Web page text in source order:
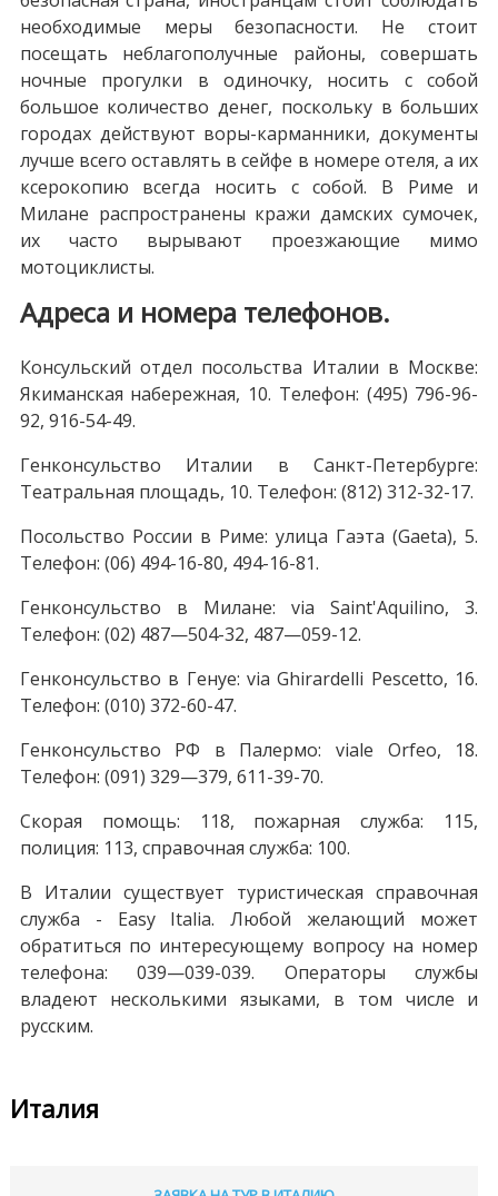
необходимые меры безопасности. Не стоит
посещать неблагополучные районы, совершать
ночные прогулки в одиночку, носить с собой
большое количество денег, поскольку в больших
городах действуют воры-карманники, документы
лучше всего оставлять в сейфе в номере отеля, а их
ксерокопию всегда носить с собой. В Риме и
Милане распространены кражи дамских сумочек,
их часто вырывают проезжающие мимо
мотоциклисты.
Адреса и номера телефонов.
Консульский отдел посольства Италии в Москве:
Якиманская набережная, 10. Телефон: (495) 796-96-
92, 916-54-49.
Генконсульство Италии в Санкт-Петербурге:
Театральная площадь, 10. Телефон: (812) 312-32-17.
Посольство России в Риме: улица Гаэта (Gaeta), 5.
Телефон: (06) 494-16-80, 494-16-81.
Генконсульство в Милане: via Saint'Aquilino, 3.
Телефон: (02) 487—504-32, 487—059-12.
Генконсульство в Генуе: via Ghirardelli Pescetto, 16.
Телефон: (010) 372-60-47.
Генконсульство РФ в Палермо: viale Orfeo, 18.
Телефон: (091) 329—379, 611-39-70.
Скорая помощь: 118, пожарная служба: 115,
полиция: 113, справочная служба: 100.
В Италии существует туристическая справочная
служба - Easy Italia. Любой желающий может
обратиться по интересующему вопросу на номер
телефона: 039—039-039. Операторы службы
владеют несколькими языками, в том числе и
русским.
Италия